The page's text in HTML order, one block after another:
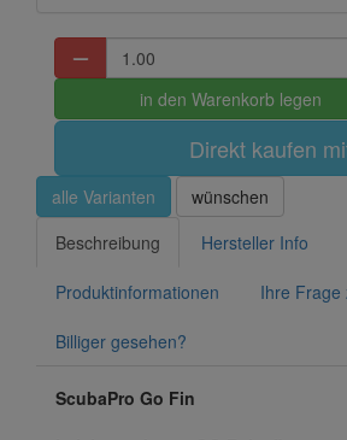
in den Warenkorb legen
Direkt kaufen
alle Varianten
wünschen
Beschreibung
Hersteller Info
Produktinformationen Ihre Frage
Billiger gesehen?
ScubaPro Go Fin